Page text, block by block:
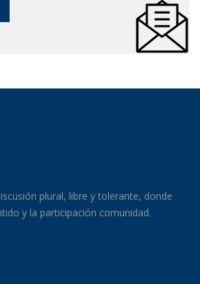
plural, libre y tolerante, donde
y la participación comunidad.